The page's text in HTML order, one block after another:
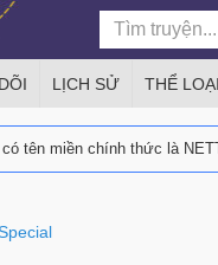
LỊCH SỬ THỂ LOẠI
tên miền chính thức là